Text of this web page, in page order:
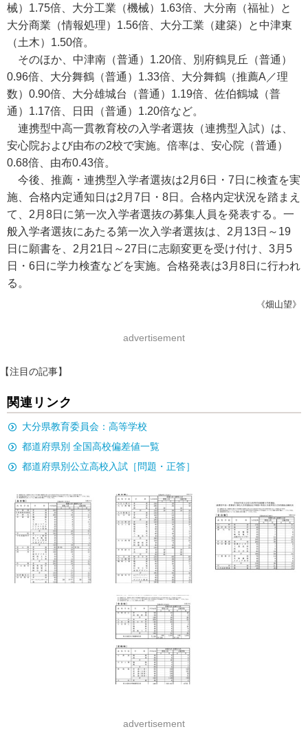
械）1.75倍、大分工業（機械）1.63倍、大分南（福祉）と
大分商業（情報処理）1.56倍、大分工業（建築）と中津東
（土木）1.50倍。
そのほか、中津南（普通）1.20倍、別府鶴見丘（普通）
0.96倍、大分舞鶴（普通）1.33倍、大分舞鶴（推薦A／理
数）0.90倍、大分雄城台（普通）1.19倍、佐伯鶴城（普
通）1.17倍、日田（普通）1.20倍など。
連携型中高一貫教育校の入学者選抜（連携型入試）は、
安心院および由布の2校で実施。倍率は、安心院（普通）
0.68倍、由布0.43倍。
今後、推薦・連携型入学者選抜は2月6日・7日に検査を実
施、合格内定通知日は2月7日・8日。合格内定状況を踏まえ
て、2月8日に第一次入学者選抜の募集人員を発表する。一
般入学者選抜にあたる第一次入学者選抜は、2月13日～19
日に願書を、2月21日～27日に志願変更を受け付け、3月5
日・6日に学力検査などを実施。合格発表は3月8日に行われ
る。
《畑山望》
advertisement
【注目の記事】
関連リンク
大分県教育委員会：高等学校
都道府県別 全国高校偏差値一覧
都道府県別公立高校入試［問題・正答］
advertisement